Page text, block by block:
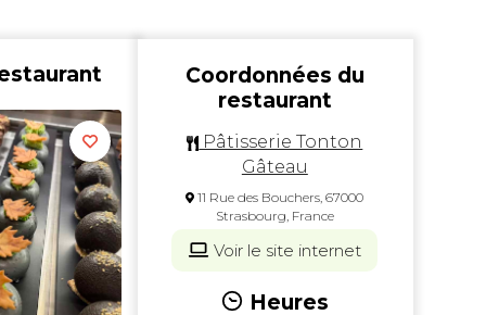
Coordonnées du
restaurant
Pâtisserie Tonton
Gâteau
11 Rue des Bouchers, 67000
Strasbourg, France
Voir le site internet
Heures